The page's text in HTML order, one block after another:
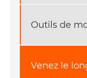
Outils de
Venez le